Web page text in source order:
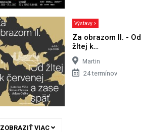
Výstavy >
Za obrazom II. - Od
žltej k…
Martin
24 termínov
ZOBRAZIŤ VIAC